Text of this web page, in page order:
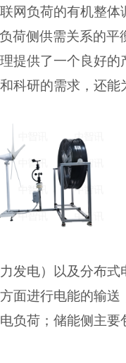
网负荷的有机整体
荷侧供需关系的平
提供了一个良好的
科研的需求 ，还
发电）以及分布式
面进行电能的输送
负荷 ；储能侧主